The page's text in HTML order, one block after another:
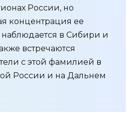
России, но
концентрация ее
наблюдается в Сибири и
встречаются
с этой фамилией в
России и на Дальнем